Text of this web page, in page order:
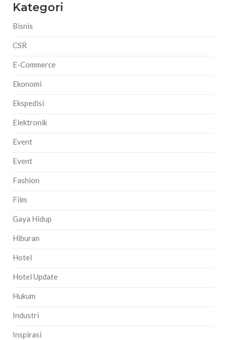
Kategori
Bisnis
CSR
E-Commerce
Ekonomi
Ekspedisi
Elektronik
Event
Event
Fashion
Film
Gaya Hidup
Hiburan
Hotel
Hotel Update
Hukum
Industri
Inspirasi